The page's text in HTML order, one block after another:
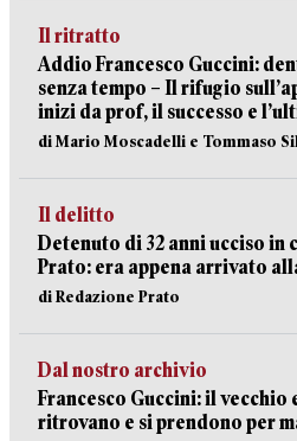
Il ritratto
Addio Francesco Guccini:
senza tempo – Il rifugio
inizi da prof, il successo e
di Mario Moscadelli e Tommaso
Il delitto
Detenuto di 32 anni ucciso in
Prato: era appena arrivato
di Redazione Prato
Dal nostro archivio
Francesco Guccini: il vecchio
ritrovano e si prendono per